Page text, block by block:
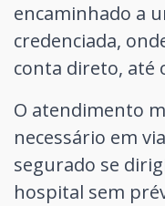
encaminhado a
credenciada,
conta direto, até
O atendimento
necessário em
segurado se
hospital sem